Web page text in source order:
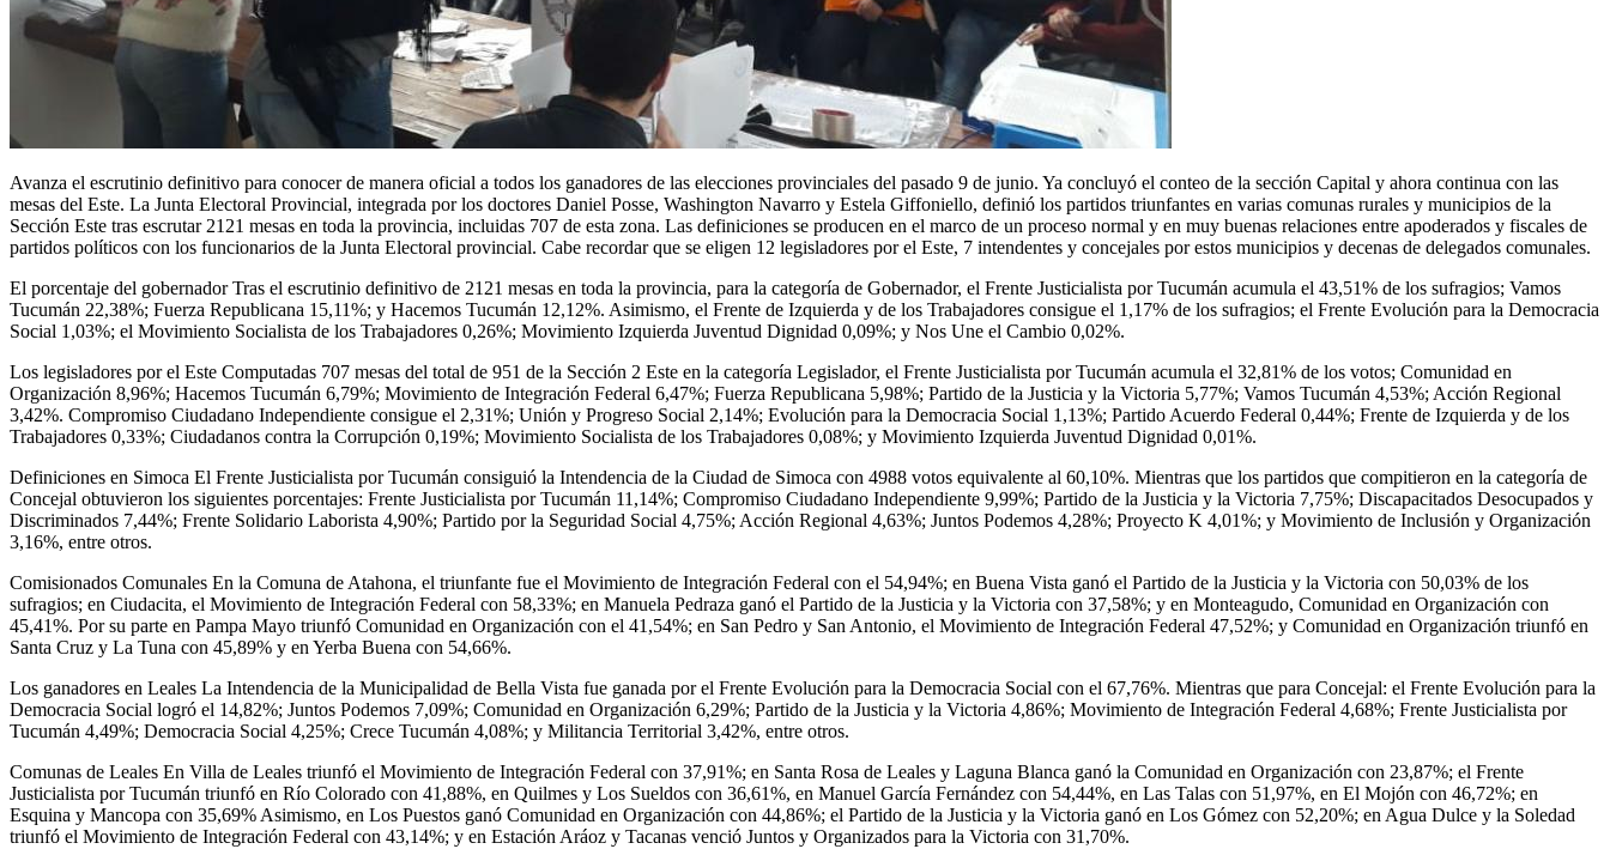
Avanza el escrutinio definitivo para conocer de manera oficial a todos los ganadores de las elecciones provinciales del pasado 9 de junio. Ya concluyó el conteo de la sección Capital y ahora continua con las
mesas del Este. La Junta Electoral Provincial, integrada por los doctores Daniel Posse, Washington Navarro y Estela Giffoniello, definió los partidos triunfantes en varias comunas rurales y municipios de la
Sección Este tras escrutar 2121 mesas en toda la provincia, incluidas 707 de esta zona. Las definiciones se producen en el marco de un proceso normal y en muy buenas relaciones entre apoderados y fiscales de
partidos políticos con los funcionarios de la Junta Electoral provincial. Cabe recordar que se eligen 12 legisladores por el Este, 7 intendentes y concejales por estos municipios y decenas de delegados comunales.
El porcentaje del gobernador Tras el escrutinio definitivo de 2121 mesas en toda la provincia, para la categoría de Gobernador, el Frente Justicialista por Tucumán acumula el 43,51% de los sufragios; Vamos
Tucumán 22,38%; Fuerza Republicana 15,11%; y Hacemos Tucumán 12,12%. Asimismo, el Frente de Izquierda y de los Trabajadores consigue el 1,17% de los sufragios; el Frente Evolución para la Democracia
Social 1,03%; el Movimiento Socialista de los Trabajadores 0,26%; Movimiento Izquierda Juventud Dignidad 0,09%; y Nos Une el Cambio 0,02%.
Los legisladores por el Este Computadas 707 mesas del total de 951 de la Sección 2 Este en la categoría Legislador, el Frente Justicialista por Tucumán acumula el 32,81% de los votos; Comunidad en
Organización 8,96%; Hacemos Tucumán 6,79%; Movimiento de Integración Federal 6,47%; Fuerza Republicana 5,98%; Partido de la Justicia y la Victoria 5,77%; Vamos Tucumán 4,53%; Acción Regional
3,42%. Compromiso Ciudadano Independiente consigue el 2,31%; Unión y Progreso Social 2,14%; Evolución para la Democracia Social 1,13%; Partido Acuerdo Federal 0,44%; Frente de Izquierda y de los
Trabajadores 0,33%; Ciudadanos contra la Corrupción 0,19%; Movimiento Socialista de los Trabajadores 0,08%; y Movimiento Izquierda Juventud Dignidad 0,01%.
Definiciones en Simoca El Frente Justicialista por Tucumán consiguió la Intendencia de la Ciudad de Simoca con 4988 votos equivalente al 60,10%. Mientras que los partidos que compitieron en la categoría de
Concejal obtuvieron los siguientes porcentajes: Frente Justicialista por Tucumán 11,14%; Compromiso Ciudadano Independiente 9,99%; Partido de la Justicia y la Victoria 7,75%; Discapacitados Desocupados y
Discriminados 7,44%; Frente Solidario Laborista 4,90%; Partido por la Seguridad Social 4,75%; Acción Regional 4,63%; Juntos Podemos 4,28%; Proyecto K 4,01%; y Movimiento de Inclusión y Organización
3,16%, entre otros.
Comisionados Comunales En la Comuna de Atahona, el triunfante fue el Movimiento de Integración Federal con el 54,94%; en Buena Vista ganó el Partido de la Justicia y la Victoria con 50,03% de los
sufragios; en Ciudacita, el Movimiento de Integración Federal con 58,33%; en Manuela Pedraza ganó el Partido de la Justicia y la Victoria con 37,58%; y en Monteagudo, Comunidad en Organización con
45,41%. Por su parte en Pampa Mayo triunfó Comunidad en Organización con el 41,54%; en San Pedro y San Antonio, el Movimiento de Integración Federal 47,52%; y Comunidad en Organización triunfó en
Santa Cruz y La Tuna con 45,89% y en Yerba Buena con 54,66%.
Los ganadores en Leales La Intendencia de la Municipalidad de Bella Vista fue ganada por el Frente Evolución para la Democracia Social con el 67,76%. Mientras que para Concejal: el Frente Evolución para la
Democracia Social logró el 14,82%; Juntos Podemos 7,09%; Comunidad en Organización 6,29%; Partido de la Justicia y la Victoria 4,86%; Movimiento de Integración Federal 4,68%; Frente Justicialista por
Tucumán 4,49%; Democracia Social 4,25%; Crece Tucumán 4,08%; y Militancia Territorial 3,42%, entre otros.
Comunas de Leales En Villa de Leales triunfó el Movimiento de Integración Federal con 37,91%; en Santa Rosa de Leales y Laguna Blanca ganó la Comunidad en Organización con 23,87%; el Frente
Justicialista por Tucumán triunfó en Río Colorado con 41,88%, en Quilmes y Los Sueldos con 36,61%, en Manuel García Fernández con 54,44%, en Las Talas con 51,97%, en El Mojón con 46,72%; en
Esquina y Mancopa con 35,69% Asimismo, en Los Puestos ganó Comunidad en Organización con 44,86%; el Partido de la Justicia y la Victoria ganó en Los Gómez con 52,20%; en Agua Dulce y la Soledad
triunfó el Movimiento de Integración Federal con 43,14%; y en Estación Aráoz y Tacanas venció Juntos y Organizados para la Victoria con 31,70%.